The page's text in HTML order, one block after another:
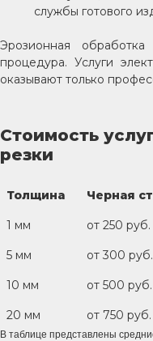
службы готового
Эрозионная обработка
процедура. Услуги
оказывают только
Стоимость
резки
Толщина Черная
1 мм от 250 руб.
5 мм от 300 руб.
10 мм от 500 руб.
20 мм от 750 руб.
В таблице представлены